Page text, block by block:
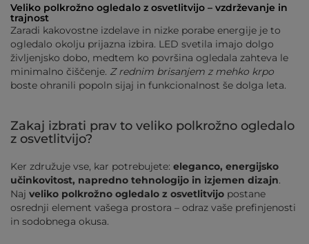
Veliko polkrožno ogledalo z osvetlitvijo – vzdrževanje in
trajnost
Zaradi kakovostne izdelave in nizke porabe energije je to
ogledalo okolju prijazna izbira. LED svetila imajo dolgo
življenjsko dobo, medtem ko površina ogledala zahteva le
minimalno čiščenje. Z rednim brisanjem z mehko krpo
boste ohranili popoln sijaj in funkcionalnost še dolga leta.
Zakaj izbrati prav to veliko polkrožno ogledalo
z osvetlitvijo?
Ker združuje vse, kar potrebujete: eleganco, energijsko
učinkovitost, napredno tehnologijo in izjemen dizajn.
Naj veliko polkrožno ogledalo z osvetlitvijo postane
osrednji element vašega prostora – odraz vaše prefinjenosti
in sodobnega okusa.